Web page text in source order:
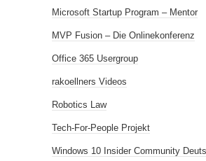
Microsoft Startup Program – Mentor
MVP Fusion – Die Onlinekonferenz
Office 365 Usergroup
rakoellners Videos
Robotics Law
Tech-For-People Projekt
Windows 10 Insider Community